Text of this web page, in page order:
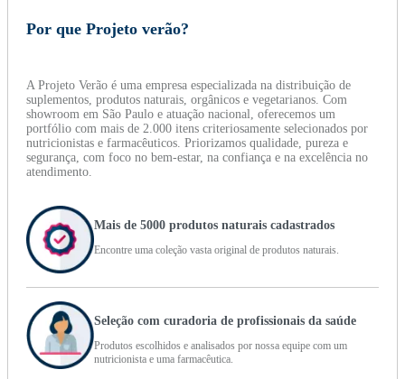
Por que Projeto verão?
A Projeto Verão é uma empresa especializada na distribuição de
suplementos, produtos naturais, orgânicos e vegetarianos. Com
showroom em São Paulo e atuação nacional, oferecemos um
portfólio com mais de 2.000 itens criteriosamente selecionados por
nutricionistas e farmacêuticos. Priorizamos qualidade, pureza e
segurança, com foco no bem-estar, na confiança e na excelência no
atendimento.
Mais de 5000 produtos naturais cadastrados
Encontre uma coleção vasta original de produtos naturais.
Seleção com curadoria de profissionais da saúde
Produtos escolhidos e analisados por nossa equipe com um
nutricionista e uma farmacêutica.